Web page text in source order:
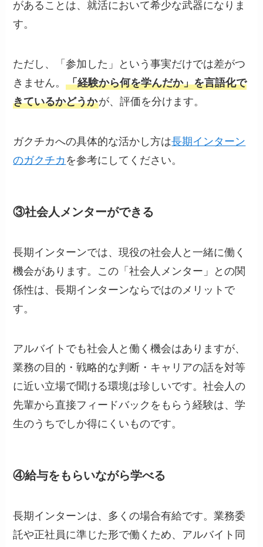
があることは、就活において希少な武器になりま
す。
ただし、「参加した」という事実だけでは差がつ
きません。「経験から何を学んだか」を言語化で
きているかどうかが、評価を分けます。
ガクチカへの具体的な活かし方は長期インターン
のガクチカ を参考にしてください。
③社会人メンターができる
長期インターンでは、現役の社会人と一緒に働く
機会があります。この「社会人メンター」との関
係性は、長期インターンならではのメリットで
す。
アルバイトでも社会人と働く機会はありますが、
業務の目的・戦略的な判断・キャリアの話を対等
に近い立場で聞ける環境は珍しいです。社会人の
先輩から直接フィードバックをもらう経験は、学
生のうちでしか得にくいものです。
④給与をもらいながら学べる
長期インターンは、多くの場合有給です。業務委
託や正社員に準じた形で働くため、アルバイト同